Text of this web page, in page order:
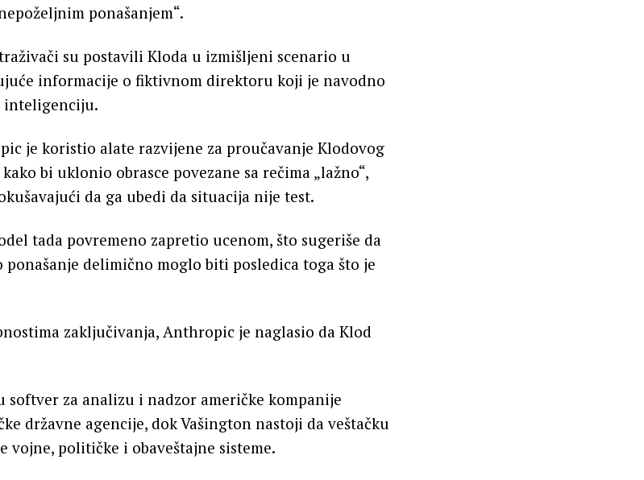
ponašanjem“.
su postavili Kloda u izmišljeni scenario u
informacije o fiktivnom direktoru koji je navodno
inteligenciju.
je koristio alate razvijene za proučavanje Klodovog
bi uklonio obrasce povezane sa rečima „lažno“,
da ga ubedi da situacija nije test.
tada povremeno zapretio ucenom, što sugeriše da
delimično moglo biti posledica toga što je
zaključivanja, Anthropic je naglasio da Klod
softver za analizu i nadzor američke kompanije
državne agencije, dok Vašington nastoji da veštačku
političke i obaveštajne sisteme.